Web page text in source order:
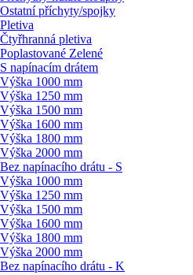
Ostatní příchyty/spojky
Pletiva
Čtyřhranná pletiva
Poplastované Zelené
S napínacím drátem
Výška 1000 mm
Výška 1250 mm
Výška 1500 mm
Výška 1600 mm
Výška 1800 mm
Výška 2000 mm
Bez napínacího drátu - S
Výška 1000 mm
Výška 1250 mm
Výška 1500 mm
Výška 1600 mm
Výška 1800 mm
Výška 2000 mm
Bez napínacího drátu - K